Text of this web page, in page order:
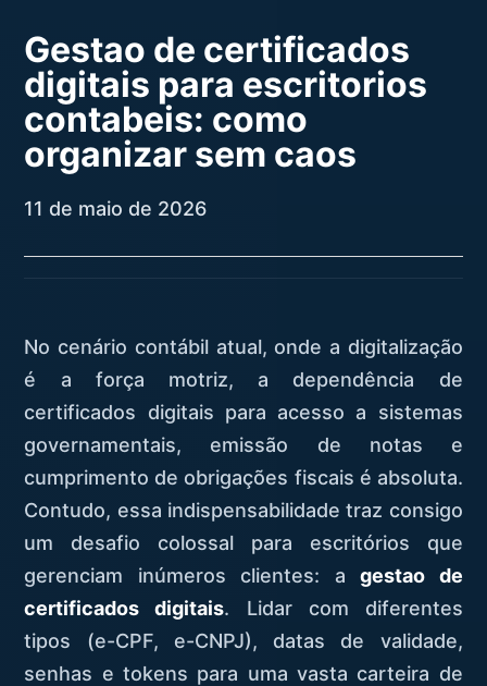
Gestao de certificados
digitais para escritorios
contabeis: como
organizar sem caos
11 de maio de 2026
No cenário contábil atual, onde a digitalização
é a força motriz, a dependência de
certificados digitais para acesso a sistemas
governamentais, emissão de notas e
cumprimento de obrigações fiscais é absoluta.
Contudo, essa indispensabilidade traz consigo
um desafio colossal para escritórios que
gerenciam inúmeros clientes: agestao de
certificados digitais. Lidar com diferentes
tipos (e-CPF, e-CNPJ), datas de validade,
senhas e tokens para uma vasta carteira de